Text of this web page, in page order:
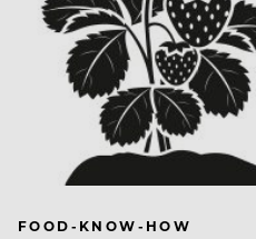
FOOD-KNOW-HOW